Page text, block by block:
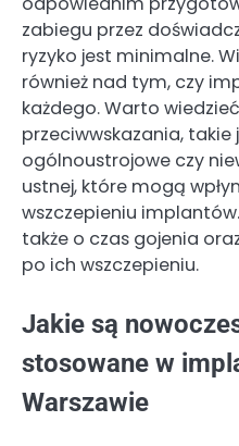
zabiegu przez
ryzyko jest minimalne.
również nad tym, czy
każdego. Warto
przeciwwskazania,
ogólnoustrojowe czy
ustnej, które mogą
wszczepieniu
także o czas gojenia
po ich wszczepieniu.
Jakie są
stosowane w
Warszawie